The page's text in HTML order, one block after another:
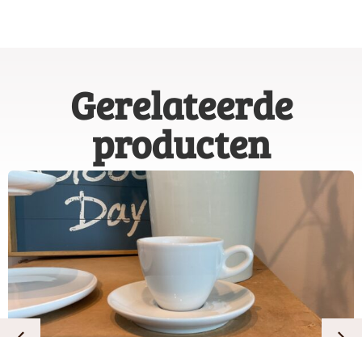
Gerelateerde
producten